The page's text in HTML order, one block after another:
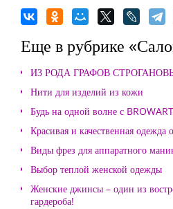
Еще в рубрике
ИЗ РОДА ГРАФОВ
Нити для изделий из кожи
Будь на одной волне с
Красивая и качественная одежда
Виды фрез для аппаратного
Выбор теплой женской одежды
Женские джинсы – один из
гардероба!